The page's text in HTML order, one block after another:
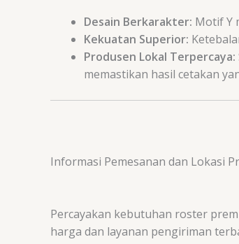
Desain Berkarakter: Motif Y
Kekuatan Superior:
Produsen Lokal Terpercaya:
memastikan hasil cetakan
Informasi Pemesanan dan Lokasi
Percayakan kebutuhan roster
harga dan layanan pengiriman